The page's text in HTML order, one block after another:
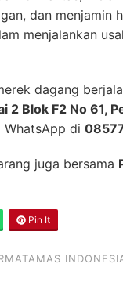
dan menjamin
menjalankan
dagang
2 Blok F2 No 61,
WhatsApp di
juga bersama
Pin It